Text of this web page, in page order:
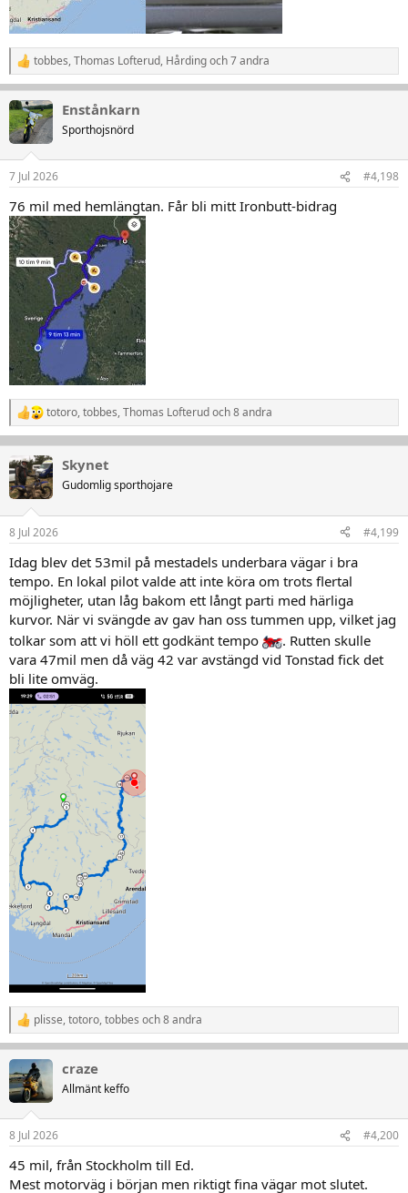
R
e
a
k
t
i
e
:
tobbes,Thomas Lofterud, Hårdingoch 7 andra
Enstånkarn
Sporthojsnörd
7 Jul 2026 #4,198
76 mil med hemlängtan. Får bli mitt Ironbutt-bidrag
R
e
a
k
t
i
n
e
:
totoro,tobbes,Thomas Lofterudoch 8 andra
Skynet
Gudomlig sporthojare
8 Jul 2026 #4,199
Idag blev det 53mil på mestadels underbara vägar i bra
tempo. En lokal pilot valde att inte köra om trots flertal
möjligheter, utan låg bakom ett långt parti med härliga
kurvor. När vi svängde av gav han oss tummen upp, vilket jag
tolkar som att vi höll ett godkänt tempo
. Rutten skulle
vara 47mil men då väg 42 var avstängd vid Tonstad fick det
bli lite omväg.
R
e
a
k
t
i
e
:
plisse,totoro,tobbes och 8 andra
craze
Allmänt keffo
8 Jul 2026 #4,200
45 mil, från Stockholm till Ed.
Mest motorväg i början men riktigt fina vägar mot slutet.